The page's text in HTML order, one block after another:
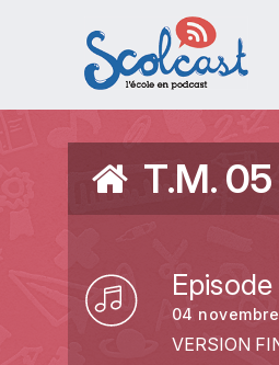
Aller au contenu principal
T.M.
04
VERSION